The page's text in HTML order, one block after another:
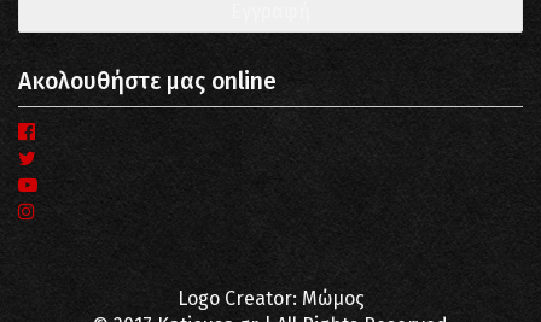
Ακολουθήστε μας online
Logo Creator: Μώμος